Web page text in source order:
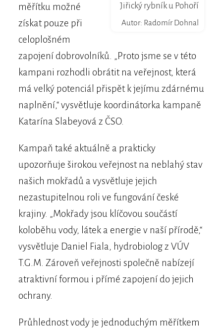
Jiřický rybník u Pohoří
Autor: Radomír Dohnal
měřítku možné
získat pouze při
celoplošném
zapojení dobrovolníků. „Proto jsme se v této
kampani rozhodli obrátit na veřejnost, která
má velký potenciál přispět k jejímu zdárnému
naplnění,“ vysvětluje koordinátorka kampaně
Katarína Slabeyová z ČSO.
Kampaň také aktuálně a prakticky
upozorňuje širokou veřejnost na neblahý stav
našich mokřadů a vysvětluje jejich
nezastupitelnou roli ve fungování české
krajiny. „Mokřady jsou klíčovou součástí
koloběhu vody, látek a energie v naší přírodě,“
vysvětluje Daniel Fiala, hydrobiolog z VÚV
T.G.M. Zároveň veřejnosti společně nabízejí
atraktivní formou i přímé zapojení do jejich
ochrany.
Průhlednost vody je jednoduchým měřítkem